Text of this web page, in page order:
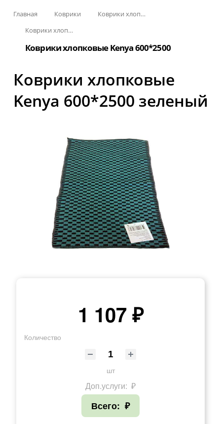
Главная Коврики
Коврики хлопковые
Коврики хлопковые Kenya
Коврики хлопковые Kenya 600*2500
Коврики хлопковые
Kenya 600*2500 зеленый
1 107 ₽
Количество
шт
Доп.услуги: ₽
Всего: ₽